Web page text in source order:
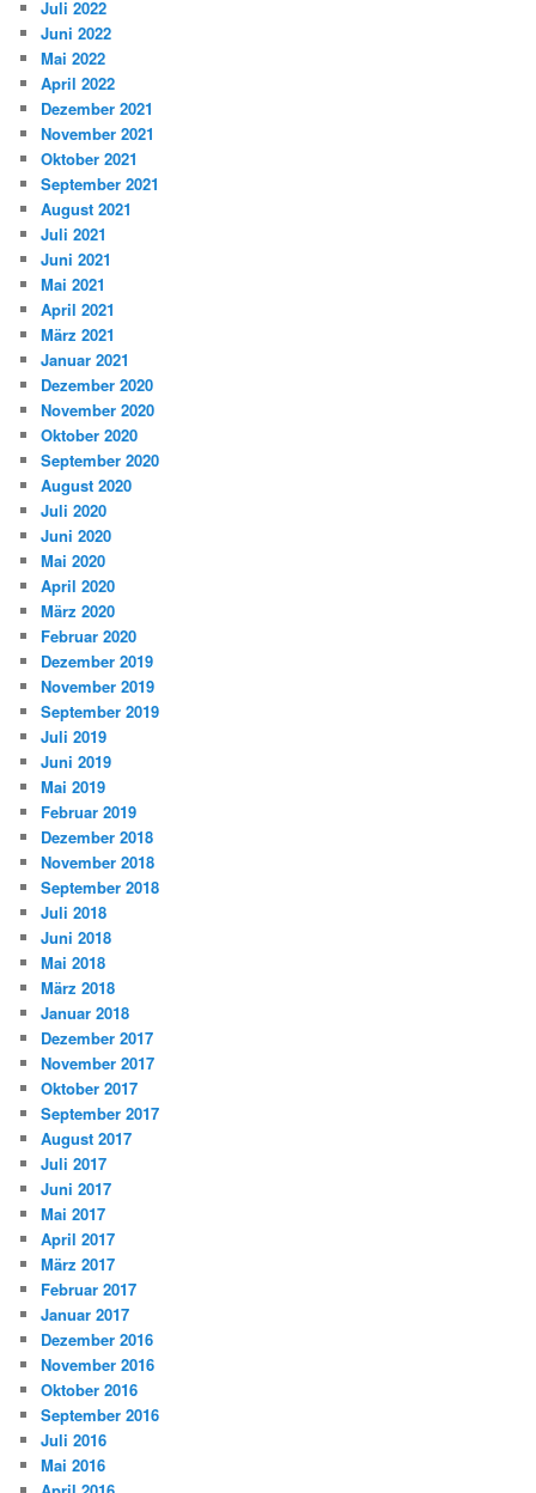
Juli 2022
Juni 2022
Mai 2022
April 2022
Dezember 2021
November 2021
Oktober 2021
September 2021
August 2021
Juli 2021
Juni 2021
Mai 2021
April 2021
März 2021
Januar 2021
Dezember 2020
November 2020
Oktober 2020
September 2020
August 2020
Juli 2020
Juni 2020
Mai 2020
April 2020
März 2020
Februar 2020
Dezember 2019
November 2019
September 2019
Juli 2019
Juni 2019
Mai 2019
Februar 2019
Dezember 2018
November 2018
September 2018
Juli 2018
Juni 2018
Mai 2018
März 2018
Januar 2018
Dezember 2017
November 2017
Oktober 2017
September 2017
August 2017
Juli 2017
Juni 2017
Mai 2017
April 2017
März 2017
Februar 2017
Januar 2017
Dezember 2016
November 2016
Oktober 2016
September 2016
Juli 2016
Mai 2016